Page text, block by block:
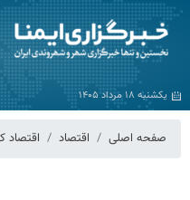
یکشنبه ۱۸ مرداد ۱۴۰۵
صفحه اصلی اقتصاد اقتصاد